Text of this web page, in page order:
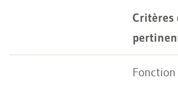
Critères
Fonction